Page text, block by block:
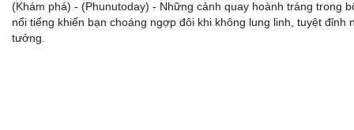
(Khám phá) - (Phunutoday) - Những cảnh quay hoành tráng trong
nổi tiếng khiến bạn choáng ngợp đôi khi không lung linh, tuyệt đỉnh
tưởng.